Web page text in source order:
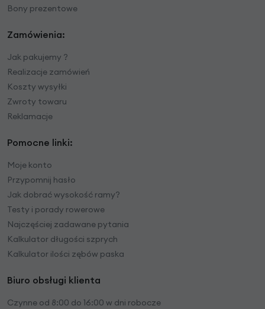
Bony prezentowe
Zamówienia:
Jak pakujemy ?
Realizacje zamówień
Koszty wysyłki
Zwroty towaru
Reklamacje
Pomocne linki:
Moje konto
Przypomnij hasło
Jak dobrać wysokość ramy?
Testy i porady rowerowe
Najczęściej zadawane pytania
Kalkulator długości szprych
Kalkulator ilości zębów paska
Biuro obsługi klienta
Czynne od 8:00 do 16:00 w dni robocze